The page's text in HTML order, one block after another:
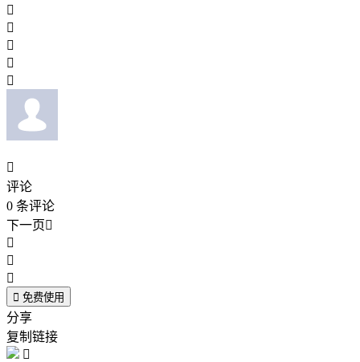






评论
0 条评论
下一页



 免费使用
分享
复制链接
